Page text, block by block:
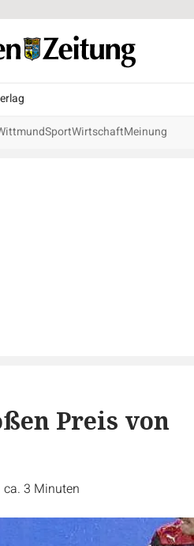
SportWirtschaftMeinung
Preis von
ca. 3 Minuten